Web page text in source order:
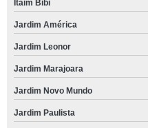
Itaim Bibi
Jardim América
Jardim Leonor
Jardim Marajoara
Jardim Novo Mundo
Jardim Paulista